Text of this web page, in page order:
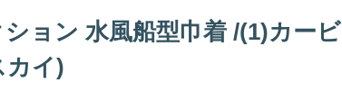
ョン 水風船型巾着 /(1)カービ
カイ)